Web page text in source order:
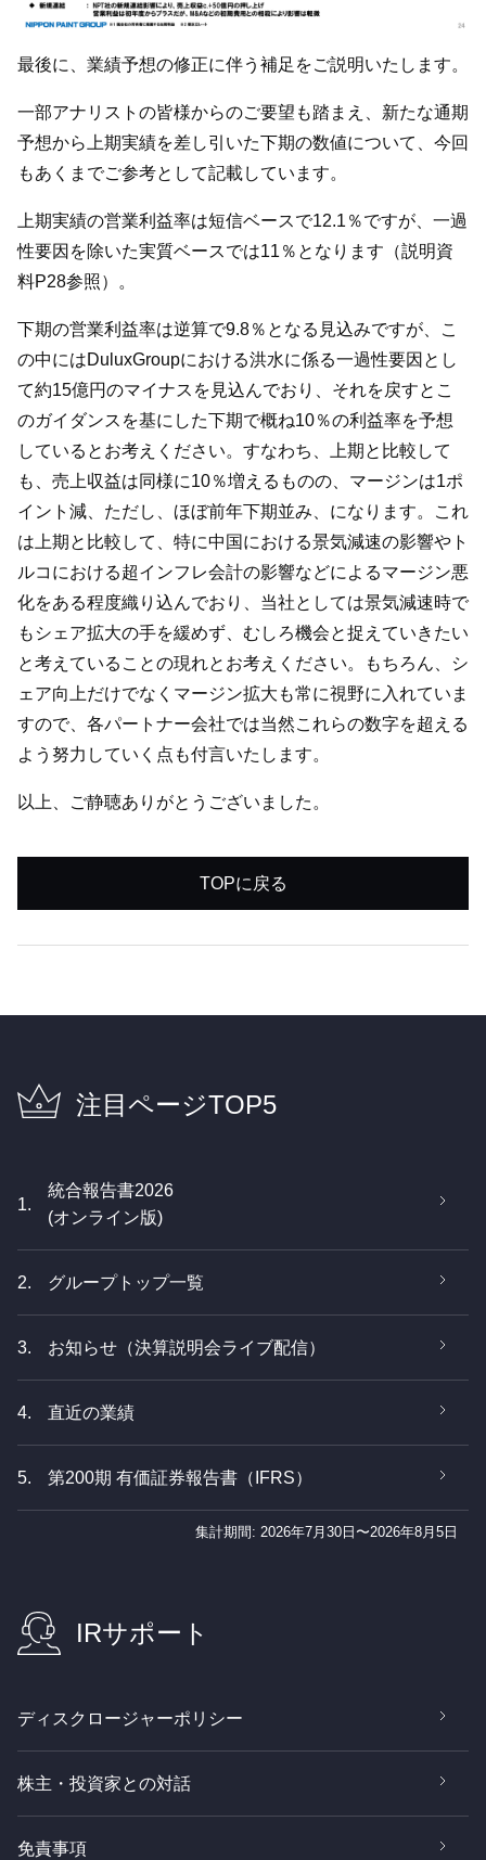
最後に、業績予想の修正に伴う補足をご説明いたします。
一部アナリストの皆様からのご要望も踏まえ、新たな通期
予想から上期実績を差し引いた下期の数値について、今回
もあくまでご参考として記載しています。
上期実績の営業利益率は短信ベースで12.1％ですが、一過
性要因を除いた実質ベースでは11％となります（説明資
料P28参照）。
下期の営業利益率は逆算で9.8％となる見込みですが、こ
の中にはDuluxGroupにおける洪水に係る一過性要因とし
て約15億円のマイナスを見込んでおり、それを戻すとこ
のガイダンスを基にした下期で概ね10％の利益率を予想
しているとお考えください。すなわち、上期と比較して
も、売上収益は同様に10％増えるものの、マージンは1ポ
イント減、ただし、ほぼ前年下期並み、になります。これ
は上期と比較して、特に中国における景気減速の影響やト
ルコにおける超インフレ会計の影響などによるマージン悪
化をある程度織り込んでおり、当社としては景気減速時で
もシェア拡大の手を緩めず、むしろ機会と捉えていきたい
と考えていることの現れとお考えください。もちろん、シ
ェア向上だけでなくマージン拡大も常に視野に入れていま
すので、各パートナー会社では当然これらの数字を超える
よう努力していく点も付言いたします。
以上、ご静聴ありがとうございました。
TOPに戻る
注目ページTOP5
1.
統合報告書2026
(オンライン版)
2. グループトップ一覧
3. お知らせ（決算説明会ライブ配信）
4. 直近の業績
5. 第200期 有価証券報告書（IFRS）
集計期間: 2026年7月30日〜2026年8月5日
IRサポート
ディスクロージャーポリシー
株主・投資家との対話
免責事項